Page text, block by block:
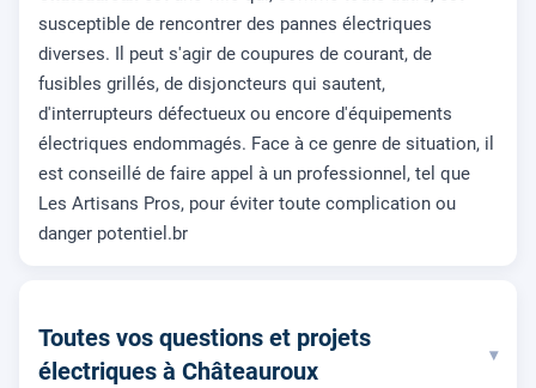
susceptible de rencontrer des pannes électriques
diverses. Il peut s'agir de coupures de courant, de
fusibles grillés, de disjoncteurs qui sautent,
d'interrupteurs défectueux ou encore d'équipements
électriques endommagés. Face à ce genre de situation, il
est conseillé de faire appel à un professionnel, tel que
Les Artisans Pros, pour éviter toute complication ou
danger potentiel.br
Toutes vos questions et projets
électriques à Châteauroux
▾